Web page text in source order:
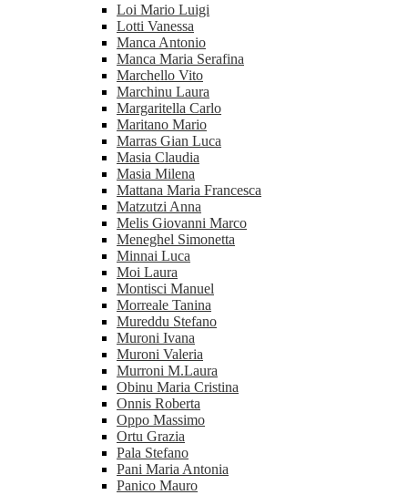
Loi Mario Luigi
Lotti Vanessa
Manca Antonio
Manca Maria Serafina
Marchello Vito
Marchinu Laura
Margaritella Carlo
Maritano Mario
Marras Gian Luca
Masia Claudia
Masia Milena
Mattana Maria Francesca
Matzutzi Anna
Melis Giovanni Marco
Meneghel Simonetta
Minnai Luca
Moi Laura
Montisci Manuel
Morreale Tanina
Mureddu Stefano
Muroni Ivana
Muroni Valeria
Murroni M.Laura
Obinu Maria Cristina
Onnis Roberta
Oppo Massimo
Ortu Grazia
Pala Stefano
Pani Maria Antonia
Panico Mauro